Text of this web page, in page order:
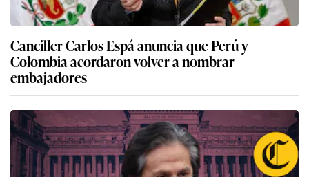
Canciller Carlos Espá anuncia que Perú y
Colombia acordaron volver a nombrar
embajadores